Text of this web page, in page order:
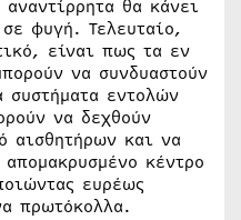
θα κάνει
φυγή. Τελευταίο,
είναι πως τα εν
να συνδυαστούν
συστήματα εντολών
να δεχθούν
αισθητήρων και να
κέντρο
ευρέως
πρωτόκολλα.